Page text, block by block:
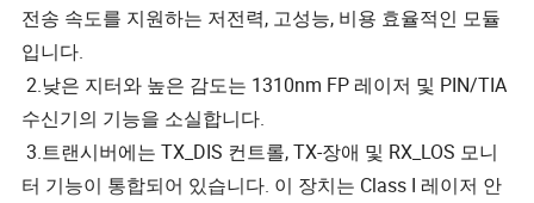
전송 속도를 지원하는 저전력, 고성능, 비용 효율적인 모듈
입니다.
2.낮은 지터와 높은 감도는 1310nm FP 레이저 및 PIN/TIA
수신기의 기능을 소실합니다.
3.트랜시버에는 TX_DIS 컨트롤, TX-장애 및 RX_LOS 모니
터 기능이 통합되어 있습니다. 이 장치는 Class I 레이저 안